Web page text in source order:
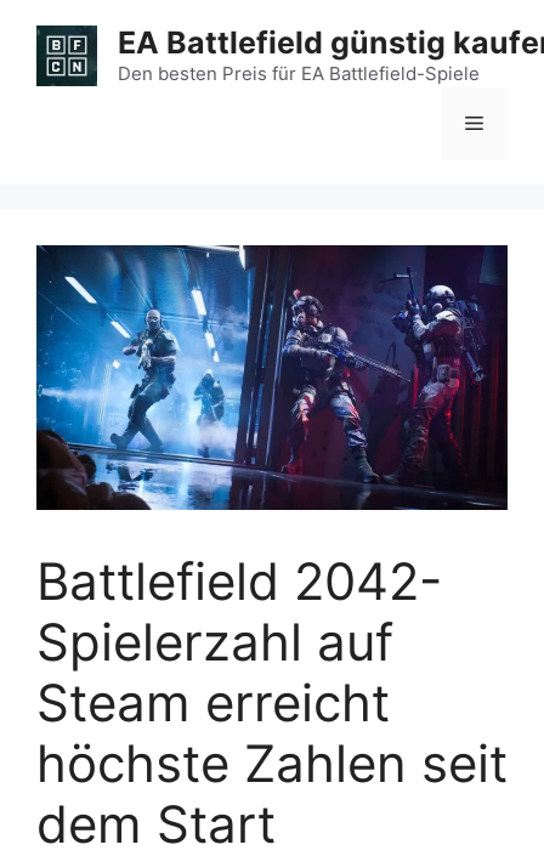
Inhalt
springen
EA Battlefield günstig
Den besten Preis für EA Battlefield-Spiele
Menü
Battlefield 2042-
Spielerzahl auf
Steam erreicht
höchste Zahlen seit
dem Start